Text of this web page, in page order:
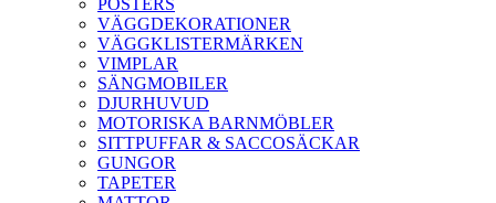
POSTERS
VÄGGDEKORATIONER
VÄGGKLISTERMÄRKEN
VIMPLAR
SÄNGMOBILER
DJURHUVUD
MOTORISKA BARNMÖBLER
SITTPUFFAR & SACCOSÄCKAR
GUNGOR
TAPETER